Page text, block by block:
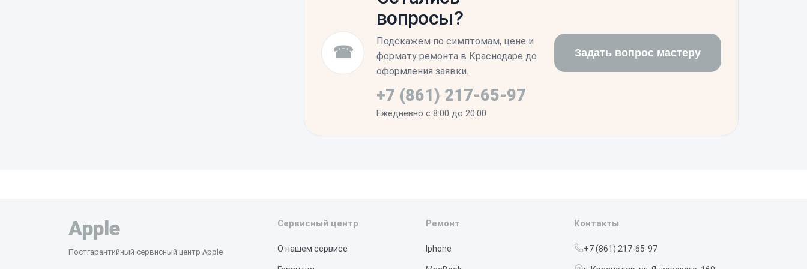
фокусировки в разных условиях освещенности для подтверждения
стабильности системы.
☎
вопросы?
Подскажем по симптомам, цене и
формату ремонта в Краснодаре до
оформления заявки.
+7 (861) 217-65-97
Ежедневно с 8:00 до 20:00
Задать вопрос мастеру
Apple
Постгарантийный сервисный центр Apple
Сервисный центр
О нашем сервисе
Ремонт
Iphone
Контакты
+7 (861) 217-65-97